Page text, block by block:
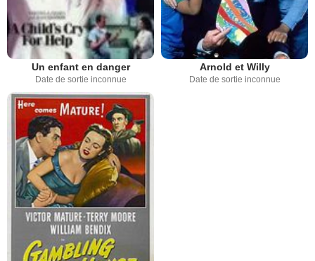
Un enfant en danger
Date de sortie inconnue
Arnold et Willy
Date de sortie inconnue